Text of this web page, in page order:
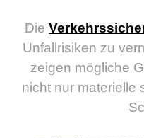
Die
Unfallrisiken zu
zeigen mögliche
nicht nur materielle